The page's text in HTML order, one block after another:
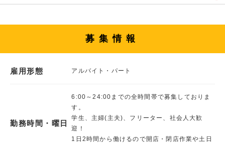
募集情報
雇用形態 アルバイト・パート
勤務時間・曜日
6:00～24:00までの全時間帯で募集しておりま
す。
学生、主婦(主夫)、フリーター、社会人大歓
迎！
1日2時間から働けるので開店・閉店作業や土日